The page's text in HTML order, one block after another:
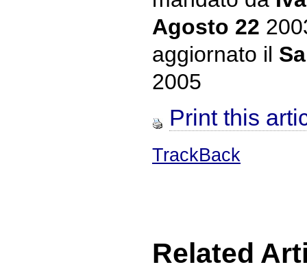
Agosto 22
aggiornato il
2005
Print this
TrackBack
Related